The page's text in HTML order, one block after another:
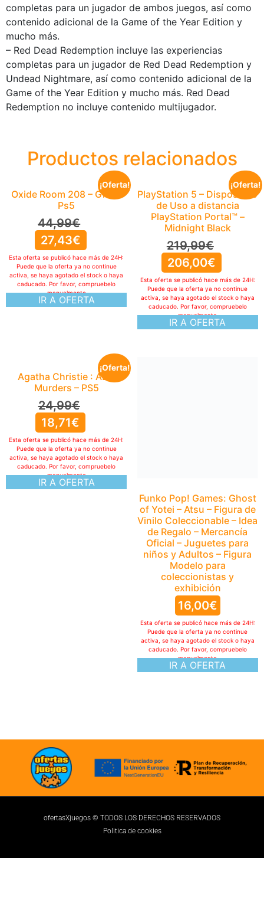
completas para un jugador de ambos juegos, así como
contenido adicional de la Game of the Year Edition y
mucho más.
– Red Dead Redemption incluye las experiencias
completas para un jugador de Red Dead Redemption y
Undead Nightmare, así como contenido adicional de la
Game of the Year Edition y mucho más. Red Dead
Redemption no incluye contenido multijugador.
Productos relacionados
¡Oferta!
Oxide Room 208 – Gioco
Ps5
44,99€
27,43€
IR A OFERTA
Esta oferta se publicó hace más de 24H:
Puede que la oferta ya no continue
activa, se haya agotado el stock o haya
caducado. Por favor, compruebelo
manualmente
¡Oferta!
PlayStation 5 – Dispositivo
de Uso a distancia
PlayStation Portal™ –
Midnight Black
219,99€
206,00€
IR A OFERTA
Esta oferta se publicó hace más de 24H:
Puede que la oferta ya no continue
activa, se haya agotado el stock o haya
caducado. Por favor, compruebelo
manualmente
¡Oferta!
Agatha Christie : ABC
Murders – PS5
24,99€
18,71€
IR A OFERTA
Esta oferta se publicó hace más de 24H:
Puede que la oferta ya no continue
activa, se haya agotado el stock o haya
caducado. Por favor, compruebelo
manualmente
Funko Pop! Games: Ghost
of Yotei – Atsu – Figura de
Vinilo Coleccionable – Idea
de Regalo – Mercancía
Oficial – Juguetes para
niños y Adultos – Figura
Modelo para
coleccionistas y
exhibición
16,00€
IR A OFERTA
Esta oferta se publicó hace más de 24H:
Puede que la oferta ya no continue
activa, se haya agotado el stock o haya
caducado. Por favor, compruebelo
manualmente
ofertasXjuegos © TODOS LOS DERECHOS RESERVADOS
Politica de cookies